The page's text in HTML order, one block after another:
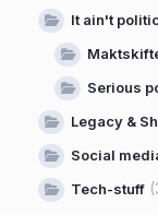
It ain't
Serious
Legacy &
Social
Tech-stuff